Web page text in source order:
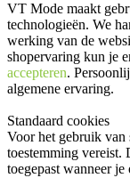
VT Mode maakt
technologieën. We
werking van de
shopervaring kun je
accepteren.
algemene ervaring.
Standaard cookies
Voor het gebruik van
toestemming vereist.
toegepast wanneer